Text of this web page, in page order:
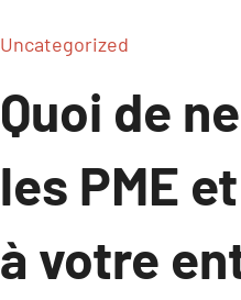
Uncategorized
Quoi de
les PME
à votre